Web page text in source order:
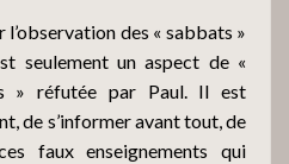
l’observation des « sabbats »
seulement un aspect de «
» réfutée par Paul. Il est
de s’informer avant tout, de
faux enseignements qui